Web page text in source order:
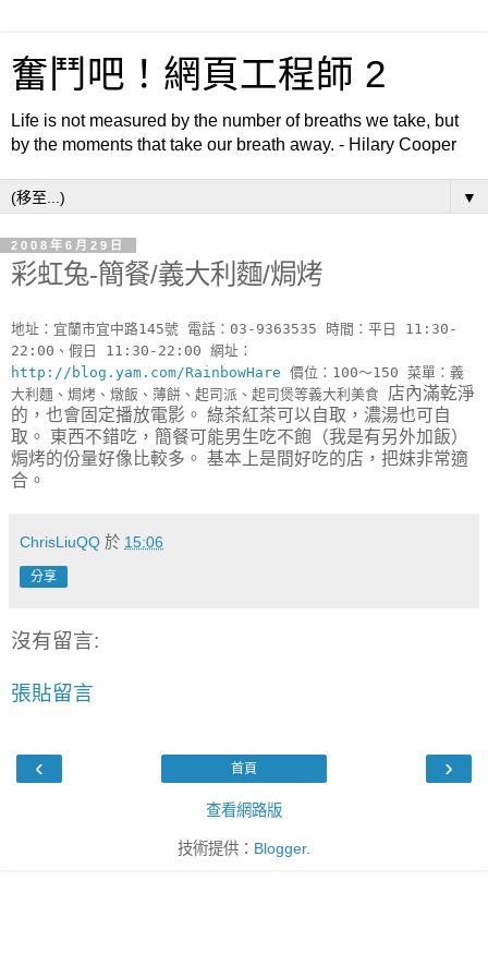
奮鬥吧！網頁工程師 2
Life is not measured by the number of breaths we take, but
by the moments that take our breath away. - Hilary Cooper
▼
2008年6月29日
彩虹兔-簡餐/義大利麵/焗烤
地址：宜蘭市宜中路145號 電話：03-9363535 時間：平日 11:30-
22:00、假日 11:30-22:00 網址：
http://blog.yam.com/RainbowHare 價位：100～150 菜單：義
大利麵、焗烤、燉飯、薄餅、起司派、起司煲等義大利美食 店內滿乾淨
的，也會固定播放電影。 綠茶紅茶可以自取，濃湯也可自
取。 東西不錯吃，簡餐可能男生吃不飽（我是有另外加飯）
焗烤的份量好像比較多。 基本上是間好吃的店，把妹非常適
合。
ChrisLiuQQ 於 15:06
分享
沒有留言:
張貼留言
‹ ›
首頁
查看網路版
技術提供： Blogger.